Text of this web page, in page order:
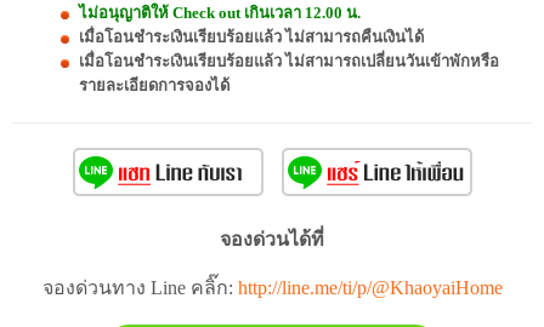
ไม่อนุญาติให้ Check out เกินเวลา 12.00 น.
เมื่อโอนชำระเงินเรียบร้อยแล้ว ไม่สามารถคืนเงินได้
เมื่อโอนชำระเงินเรียบร้อยแล้ว ไม่สามารถเปลี่ยนวันเข้าพักหรือ
รายละเอียดการจองได้
จองด่วนได้ที่
จองด่วนทาง Line คลิ๊ก: http://line.me/ti/p/@KhaoyaiHome